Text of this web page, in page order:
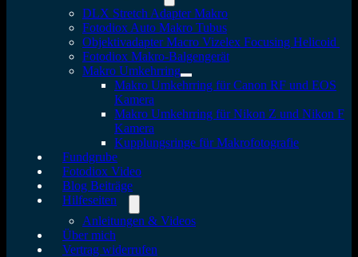
DLX Stretch Adapter Makro
Fotodiox Auto Makro Tubus
Objektivadapter Macro Vizelex Focusing Helicoid
Fotodiox Makro-Balgengerät
Makro Umkehrring
Makro Umkehrring für Canon RF und EOS
Kamera
Makro Umkehrring für Nikon Z und Nikon F
Kamera
Kupplungsringe für Makrofotografie
Fundgrube
Fotodiox Video
Blog Beiträge
Hilfeseiten
Anleitungen & Videos
Über mich
Vertrag widerrufen